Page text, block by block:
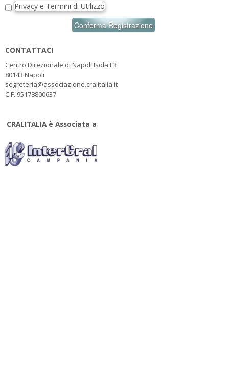
Privacy e Termini di Utilizzo
CONTATTACI
Centro Direzionale di Napoli Isola F3
80143 Napoli
segreteria@associazione.cralitalia.it
C.F. 95178800637
CRALITALIA è Associata a